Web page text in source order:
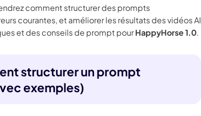
comment structurer des prompts
courantes, et améliorer les résultats des vidéos AI
et des conseils de prompt pourHappyHorse 1.0.
structurer un prompt
exemples)